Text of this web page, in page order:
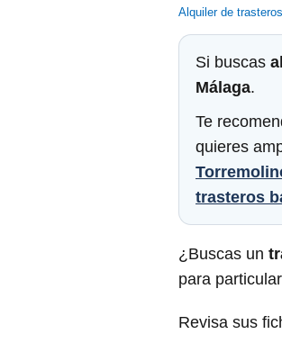
Alquiler de trasteros
Si buscas
Málaga.
Te
quieres
trasteros
¿Buscas un
para
Revisa sus